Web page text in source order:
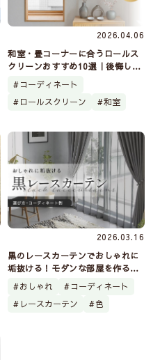
2026.04.06
和室・畳コーナーに合うロールス
クリーンおすすめ10選｜後悔しな
い選び方
コーディネート
ロールスクリーン
和室
2026.03.16
黒のレースカーテンでおしゃれに
垢抜ける！モダンな部屋を作る選
び方とコーディネート例
おしゃれ
コーディネート
レースカーテン
色